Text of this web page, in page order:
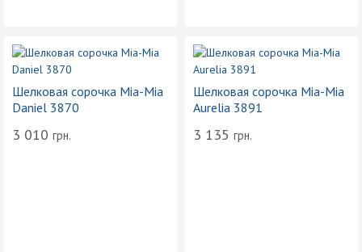
Шелковая сорочка Mia-Mia
Daniel 3870
3 010 грн.
Шелковая сорочка Mia-Mia
Aurelia 3891
3 135 грн.